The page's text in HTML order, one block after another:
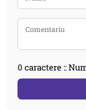
0 caractere ::